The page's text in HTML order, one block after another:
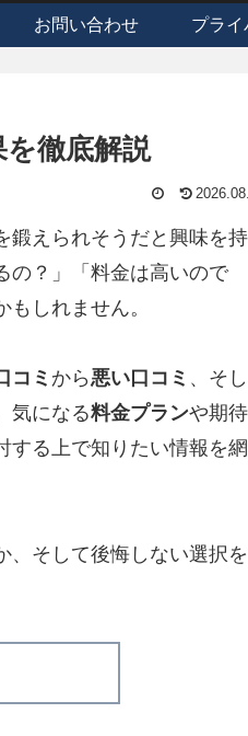
お問い合わせ プライ
徹底解説
鍛えられそうだと興味を
の？」「料金は高いので
しれません。
コミ から悪い口コミ 、そ
気になる料金プランや期
する上で知りたい情報を
、そして後悔しない選択